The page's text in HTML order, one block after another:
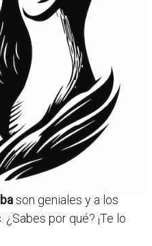
son geniales y a los
por qué? ¡Te lo